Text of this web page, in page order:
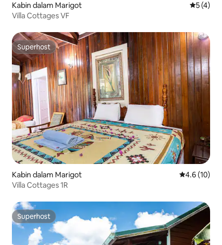
Kabin dalam Marigot
5 (4)
Villa Cottages VF
Superhost
Superhost
Kabin dalam Marigot Penarafan
4.6 (10)
Villa Cottages 1R
Superhost
Superhost